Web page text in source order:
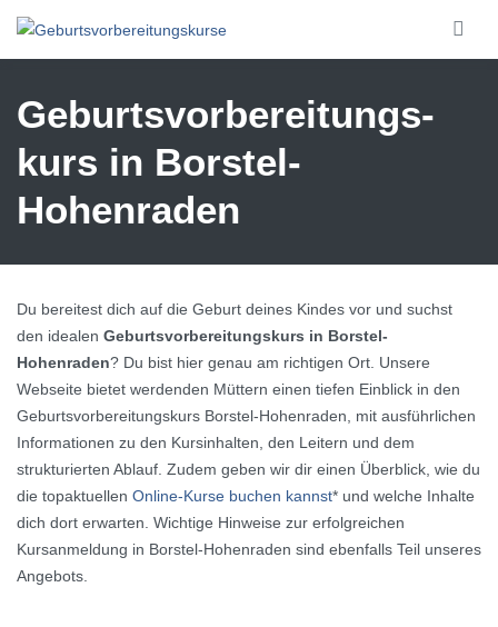
Geburtsvorbereitungs­
kurs in Borstel-
Hohenraden
Du bereitest dich auf die Geburt deines Kindes vor und suchst
den idealen Geburtsvorbereitungskurs in Borstel-
Hohenraden? Du bist hier genau am richtigen Ort. Unsere
Webseite bietet werdenden Müttern einen tiefen Einblick in den
Geburtsvorbereitungskurs Borstel-Hohenraden, mit ausführlichen
Informationen zu den Kursinhalten, den Leitern und dem
strukturierten Ablauf. Zudem geben wir dir einen Überblick, wie du
die topaktuellen Online-Kurse buchen kannst* und welche Inhalte
dich dort erwarten. Wichtige Hinweise zur erfolgreichen
Kursanmeldung in Borstel-Hohenraden sind ebenfalls Teil unseres
Angebots.